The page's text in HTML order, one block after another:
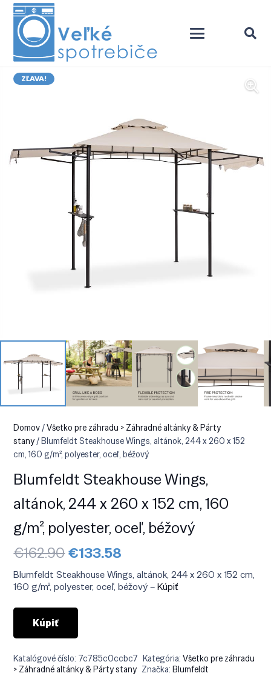
ZĽAVA!
Domov/Všetko pre záhradu > Záhradné altánky & Párty
stany/ Blumfeldt Steakhouse Wings, altánok, 244 x 260 x 152
cm, 160 g/m², polyester, oceľ, béžový
Blumfeldt Steakhouse Wings,
altánok, 244 x 260 x 152 cm, 160
g/m², polyester, oceľ, béžový
€162.90Pôvodná
cena
bola:
€162.90.
€133.58
je:
€133.58.
Blumfeldt Steakhouse Wings, altánok, 244 x 260 x 152 cm,
160 g/m², polyester, oceľ, béžový –Kúpiť
Kúpiť
Katalógové číslo: 7c785c0ccbc7 Kategória:Všetko pre záhradu
> Záhradné altánky & Párty stany Značka:Blumfeldt